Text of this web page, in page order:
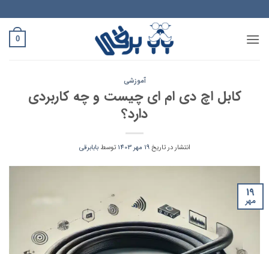
to
content
0
آموزشی
کابل اچ دی ام ای چیست و چه کاربردی
دارد؟
انتشار در تاریخ19 مهر 1403 توسطبابابرقی
19
مهر